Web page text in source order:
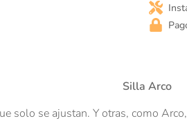
Silla Arco
solo se ajustan. Y otras, como